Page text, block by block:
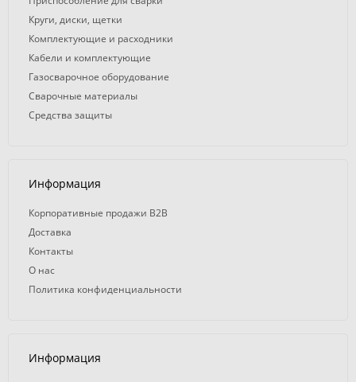
Круги, диски, щетки
Комплектующие и расходники
Кабели и комплектующие
Газосварочное оборудование
Сварочные материалы
Средства защиты
Информация
Корпоративные продажи B2B
Доставка
Контакты
О нас
Политика конфиденциальности
Информация